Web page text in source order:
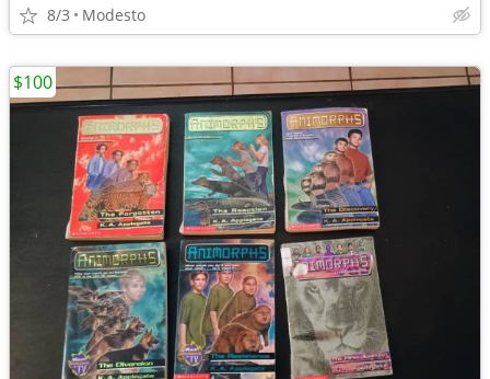
8/3 Modesto
$100